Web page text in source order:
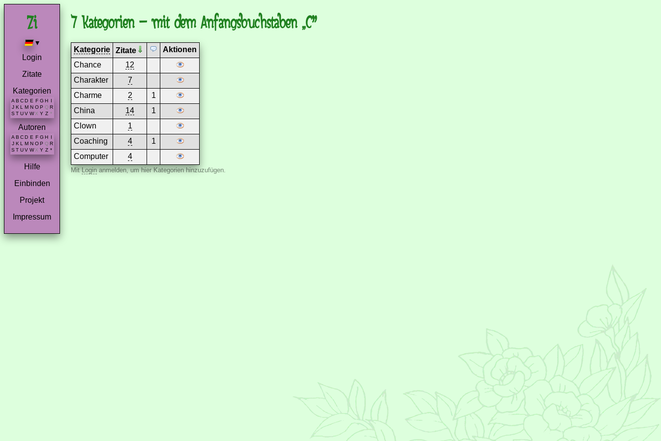
▾
Login
Zitate
Kategorien
A B C D E F G H I
J K L M N O P Q R
S T U V W X Y Z *
Autoren
A B C D E F G H
J K L M N O P Q R
S T U V W X Y Z *
Hilfe
Einbinden
Projekt
Impressum
7 Kategorien – mit dem Anfangsbuchstaben „C”
Kategorie Zitate
Aktionen
Chance
12
Charakter
7
Charme
2
1
China
14
1
Clown
1
Coaching
4
1
Computer
4
MitLoginanmelden, um hier Kategorien hinzuzufügen.